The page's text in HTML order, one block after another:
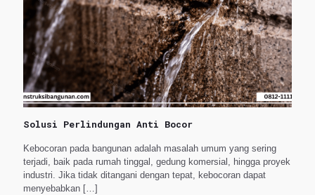
Solusi Perlindungan Anti Bocor
Kebocoran pada bangunan adalah masalah umum yang sering
terjadi, baik pada rumah tinggal, gedung komersial, hingga proyek
industri. Jika tidak ditangani dengan tepat, kebocoran dapat
menyebabkan […]